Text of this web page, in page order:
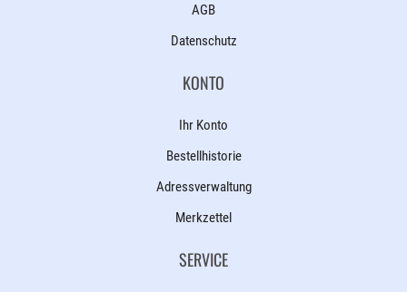
AGB
Datenschutz
KONTO
Ihr Konto
Bestellhistorie
Adressverwaltung
Merkzettel
SERVICE